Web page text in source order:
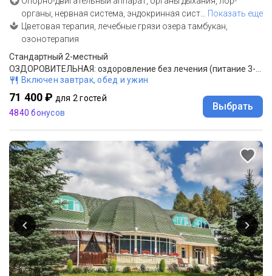
органы, нервная система, эндокринная сист
Показать еще
Цветовая терапия, лечебные грязи озера тамбукан,
озонотерапия
Стандартный 2-местный
Включен завтрак, обед и ужин
71 400 ₽ для 2 гостей
4840 бонусов
Выбрать